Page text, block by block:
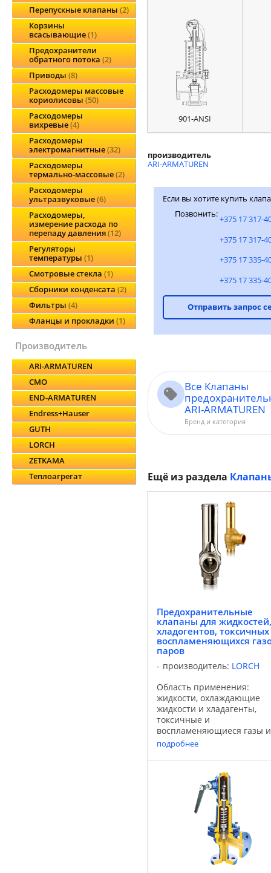
Перепускные клапаны 2
Корзины
всасывающие 1
Предохранители
обратного потока 2
Приводы 8
Расходомеры массовые
кориолисовы 50
Расходомеры
вихревые 4
Расходомеры
электромагнитные 32
Расходомеры
термально-массовые 2
Расходомеры
ультразвуковые 6
Расходомеры,
измерение расхода по
перепаду давления 12
Регуляторы
температуры 1
Смотровые стекла 1
Сборники конденсата 2
Фильтры 4
Фланцы и прокладки 1
производитель
ARI-ARMATUREN
CMO
END-ARMATUREN
Endress+Hauser
GUTH
LORCH
ZETKAMA
Теплоагрегат
901-ANSI
производитель
ARI-ARMATUREN
Если вы хотите купить
Позвонить:
+375 17 317-
+375 17 317-
+375 17 335-
+375 17 335-
Отправить запрос
Все Клапаны
ARI-ARMATUREN
Бренд и категория
Ещё из раздела
Предохранительные
клапаны для жидкостей,
хладогентов,
воспламеняющихся
паров
производитель: LORCH
Область применения:
жидкости, охлаждающие
жидкости и хладагенты,
токсичные и
воспламеняющиеся газы и
пары. Диапазон давлений
0,3 до 800 бар Диапазон
температур от -196 ° С до
° С в зависимости от
используемого
подробнее